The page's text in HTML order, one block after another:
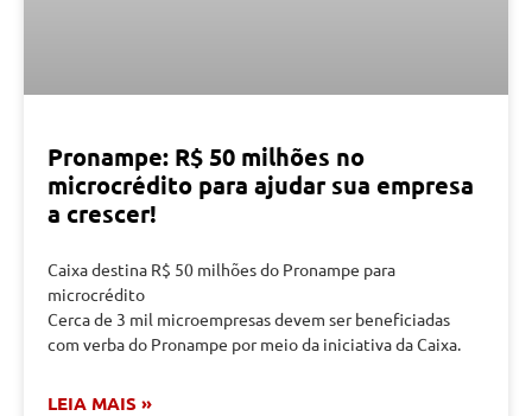
Pronampe: R$ 50 milhões no
microcrédito para ajudar sua empresa
a crescer!
Caixa destina R$ 50 milhões do Pronampe para
microcrédito
Cerca de 3 mil microempresas devem ser beneficiadas
com verba do Pronampe por meio da iniciativa da Caixa.
LEIA MAIS »